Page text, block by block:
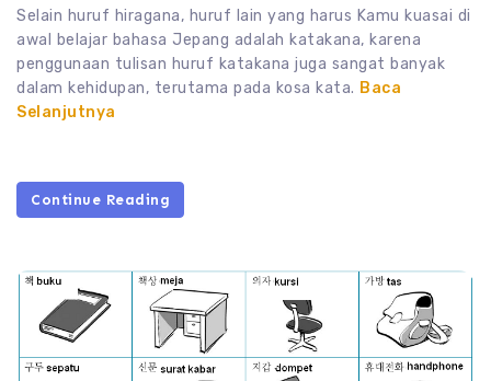
Selain huruf hiragana, huruf lain yang harus Kamu kuasai di
awal belajar bahasa Jepang adalah katakana, karena
penggunaan tulisan huruf katakana juga sangat banyak
dalam kehidupan, terutama pada kosa kata. Baca
Selanjutnya
Continue Reading